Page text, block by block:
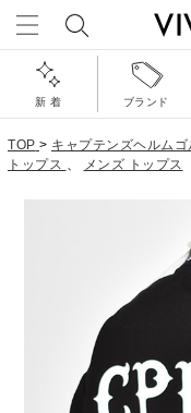
新 着 ブランド
TOP > キャプテンズヘルム
トップス 、 メンズ トップス